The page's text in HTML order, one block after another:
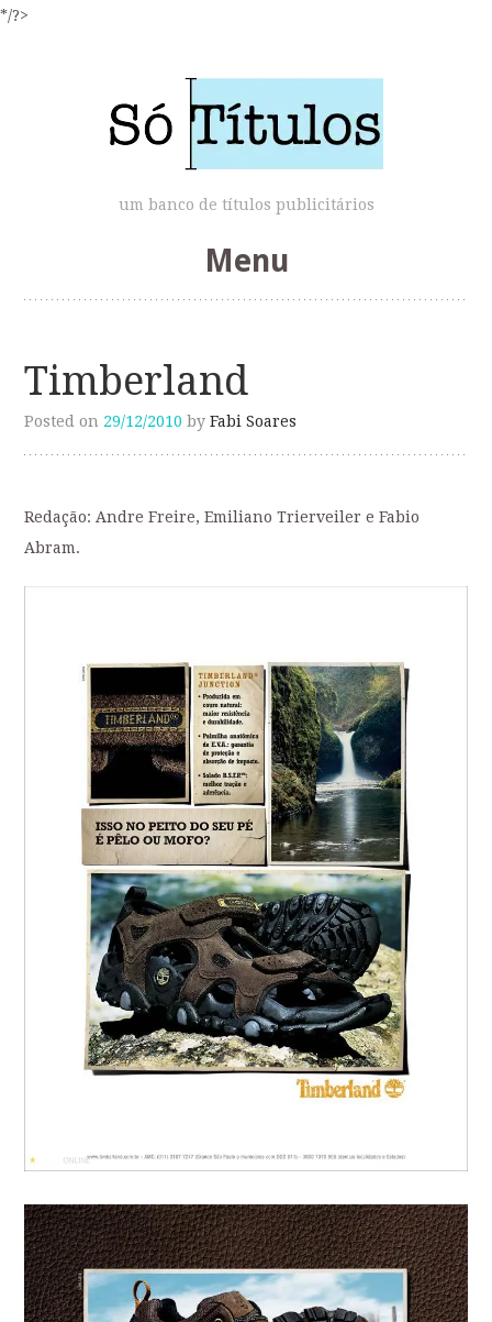
*/?>
um banco de títulos publicitários
Menu
content
Timberland
Posted on 29/12/2010 byFabi Soares
Redação: Andre Freire, Emiliano Trierveiler e Fabio
Abram.